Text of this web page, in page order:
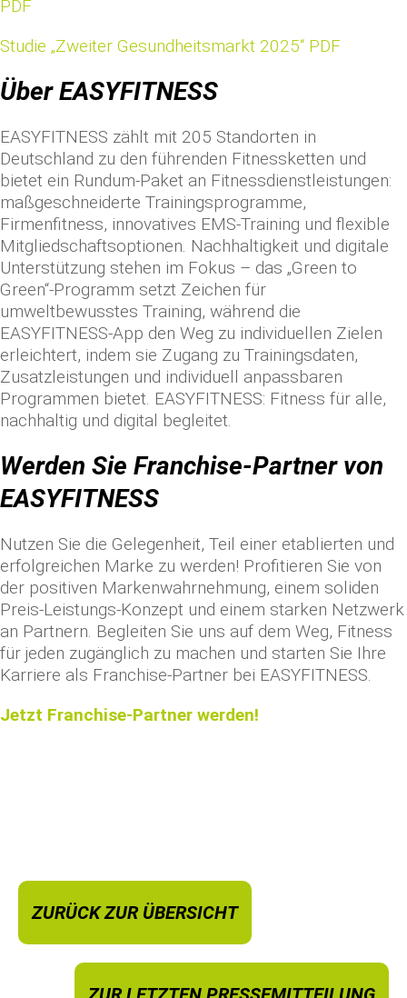
PDF
Studie „Zweiter Gesundheitsmarkt 2025“ PDF
Über EASYFITNESS
EASYFITNESS zählt mit 205 Standorten in
Deutschland zu den führenden Fitnessketten und
bietet ein Rundum-Paket an Fitnessdienstleistungen:
maßgeschneiderte Trainingsprogramme,
Firmenfitness, innovatives EMS-Training und flexible
Mitgliedschaftsoptionen. Nachhaltigkeit und digitale
Unterstützung stehen im Fokus – das „Green to
Green“-Programm setzt Zeichen für
umweltbewusstes Training, während die
EASYFITNESS-App den Weg zu individuellen Zielen
erleichtert, indem sie Zugang zu Trainingsdaten,
Zusatzleistungen und individuell anpassbaren
Programmen bietet. EASYFITNESS: Fitness für alle,
nachhaltig und digital begleitet.
Werden Sie Franchise-Partner von
EASYFITNESS
Nutzen Sie die Gelegenheit, Teil einer etablierten und
erfolgreichen Marke zu werden! Profitieren Sie von
der positiven Markenwahrnehmung, einem soliden
Preis-Leistungs-Konzept und einem starken Netzwerk
an Partnern. Begleiten Sie uns auf dem Weg, Fitness
für jeden zugänglich zu machen und starten Sie Ihre
Karriere als Franchise-Partner bei EASYFITNESS.
Jetzt Franchise-Partner werden!
ZURÜCK ZUR ÜBERSICHT